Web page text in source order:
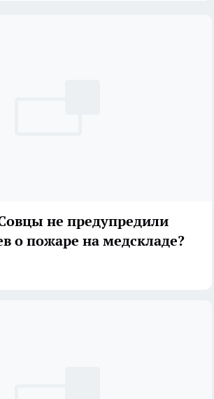
не предупредили
о пожаре на медскладе?